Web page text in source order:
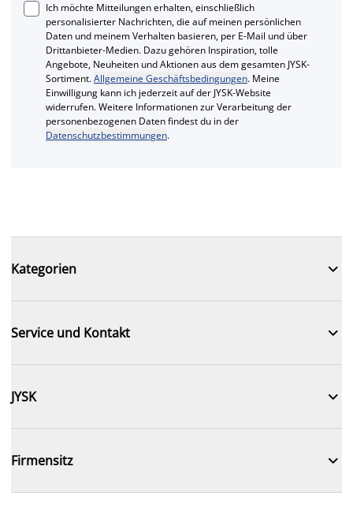
Ich möchte Mitteilungen erhalten, einschließlich
personalisierter Nachrichten, die auf meinen persönlichen
Daten und meinem Verhalten basieren, per E-Mail und über
Drittanbieter-Medien. Dazu gehören Inspiration, tolle
Angebote, Neuheiten und Aktionen aus dem gesamten JYSK-
Sortiment.Allgemeine Geschäftsbedingungen. Meine
Einwilligung kann ich jederzeit auf der JYSK-Website
widerrufen. Weitere Informationen zur Verarbeitung der
personenbezogenen Daten findest du in der
Datenschutzbestimmungen.
Kategorien 
Service und Kontakt 
JYSK 
Firmensitz 